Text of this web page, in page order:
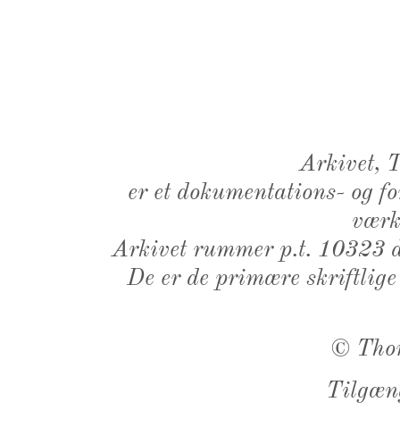
Arkivet,
er et dokumentations- og
Arkivet rummer p.t. 10323
De er de primære
©